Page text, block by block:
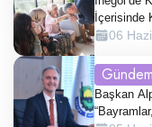
İçerisinde
06
Gündem
Başkan